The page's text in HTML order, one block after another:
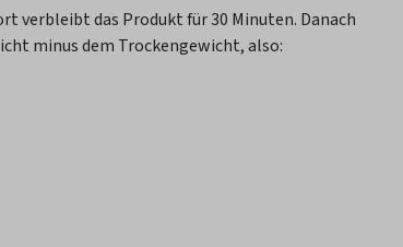
verbleibt das Produkt für 30 Minuten. Danach
minus dem Trockengewicht, also: